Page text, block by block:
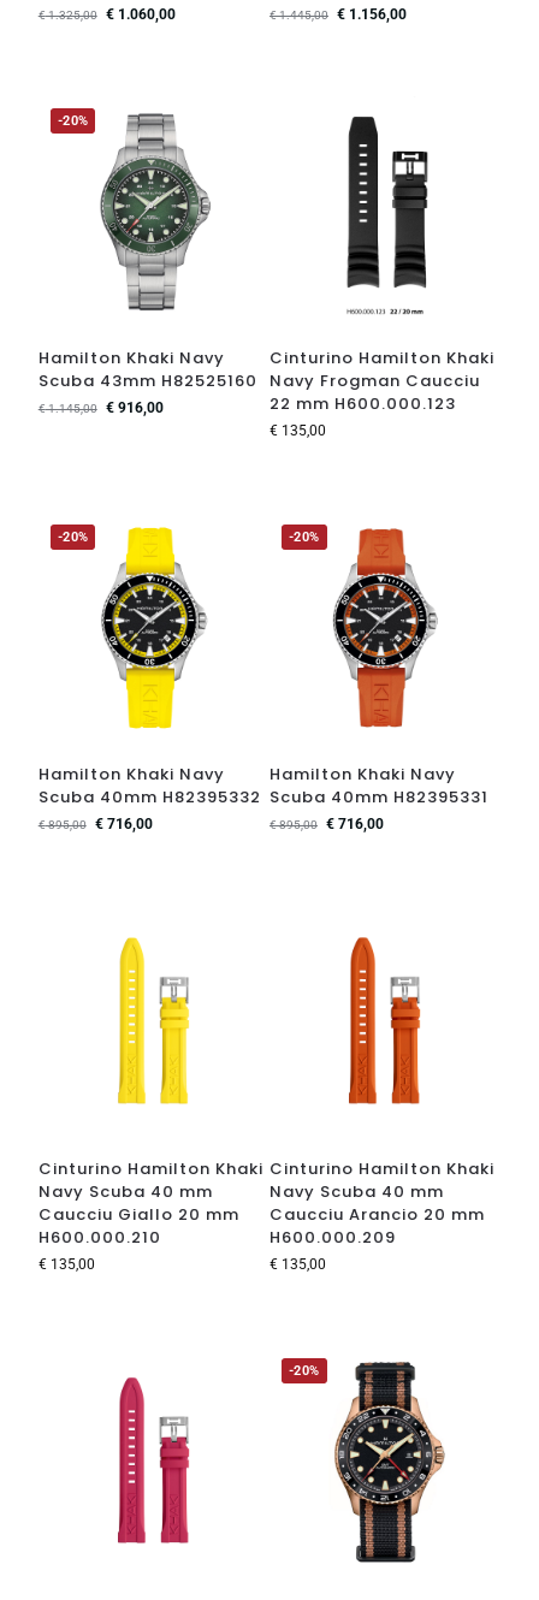
€1.325,00 €1.060,00 €1.445,00 € 1.156,00
-20%
Hamilton Khaki Navy
Scuba 43mm H82525160
€1.145,00 €916,00
Cinturino Hamilton Khaki
Navy Frogman Caucciu
22 mm H600.000.123
€ 135,00
-20%
Hamilton Khaki Navy
Scuba 40mm H82395332
€895,00 €716,00
-20%
Hamilton Khaki Navy
Scuba 40mm H82395331
€895,00 € 716,00
Cinturino Hamilton Khaki
Navy Scuba 40 mm
Caucciu Giallo 20 mm
H600.000.210
€135,00
Cinturino Hamilton Khaki
Navy Scuba 40 mm
Caucciu Arancio 20 mm
H600.000.209
€ 135,00
-20%